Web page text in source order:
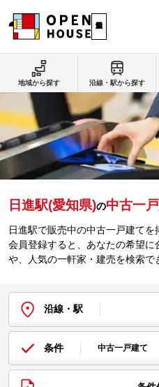
日進駅(愛知県)の中古一
日進駅で販売中の中古一戸建てを
会員登録すると、あなたの希望
や、人気の一軒家・建売を検索で
沿線・駅
条件 中古一戸建て
地域から探す 沿線・駅から探す